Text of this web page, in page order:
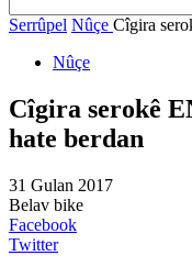
Serrûpel Nûçe Cîgira
Nûçe
Cîgira serokê
hate berdan
31 Gulan 2017
Belav bike
Facebook
Twitter